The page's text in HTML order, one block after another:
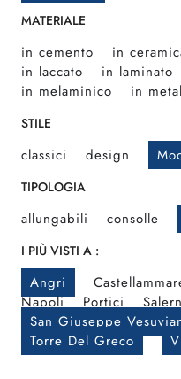
MATERIALE
in cemento in
in laccato
in laminato
in melaminico
in
STILE
classici design
TIPOLOGIA
allungabili consolle
I PIÙ VISTI A :
Angri
Napoli
Portici
San Giuseppe
Torre Del Greco